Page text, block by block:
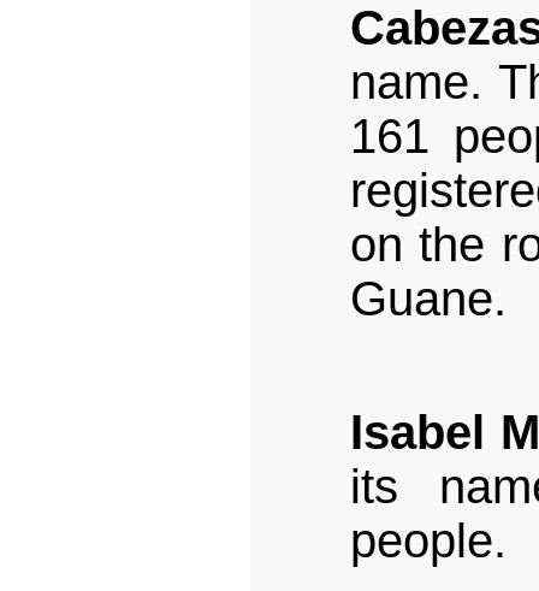
name.
161
on the
Guane.
Isabel
its
people.